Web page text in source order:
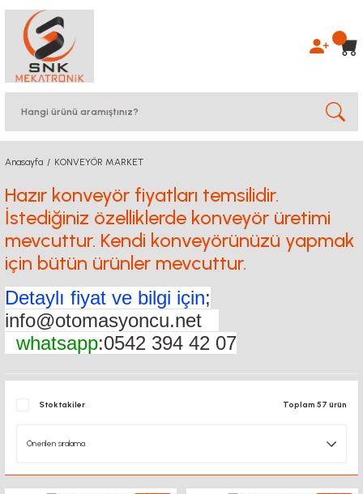
Anasayfa KONVEYÖR MARKET
Hazır konveyör fiyatları temsilidir.
İstediğiniz özelliklerde konveyör üretimi
mevcuttur. Kendi konveyörünüzü yapmak
için bütün ürünler mevcuttur.
Detaylı fiyat ve bilgi için;
info@otomasyoncu.net
whatsapp:0542 394 42 07
Stoktakiler Toplam 57 ürün